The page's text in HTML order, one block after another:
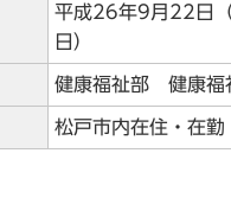
平成26年9月22日
日）
健康福祉部 健康福
松戸市内在住・在